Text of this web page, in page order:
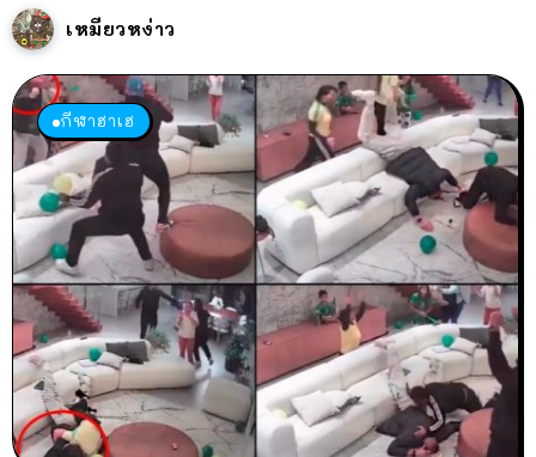
เหมียวหง่าว
กีฬาฮาเฮ